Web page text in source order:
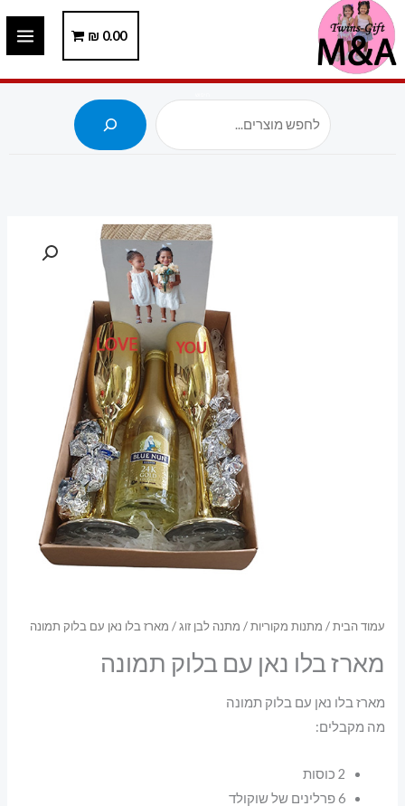
דילוג
לתוכן
0.00
₪
עמוד הבית/ מתנות מקוריות/ מתנה לבן זוג/ מארז בלו נאן עם בלוק תמונה
מארז בלו נאן עם בלוק תמונה
מארז בלו נאן עם בלוק תמונה
מה מקבלים:
2 כוסות
6 פרלינים של שוקולד